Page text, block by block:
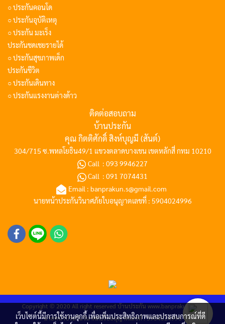
○ ประกันคอนโด
○ ประกันอุบัติเหตุ
○ ประกัน มะเร็ง
ประกันชดเชยรายได้
○ ประกันสุขภาพเด็ก
ประกันชีวิต
○ ประกันเดินทาง
○ ประกันแรงงานต่างด้าว
ติดต่อสอบถาม
บ้านประกัน
คุณ กิตติศักดิ์ สิงห์บุญมี (สันต์)
304/715 ซ.พหลโยธิน49/1 แขวงตลาดบางเขน เขตหลักสี่ กทม 10210
Call :093 9946227
Call : 091 7074431
Email : banprakun.s@gmail.com
นายหน้าประกันวินาศภัยใบอนุญาตเลขที่ : 5904024996
Copyright © 2020 All right reserved บ้านประกัน www.banprakun.com
นายหน้าประกันวินาศภัยใบอนุญาตเลขที่ : 5904024996
เว็บไซต์นี้มีการใช้งานคุกกี้ เพื่อเพิ่มประสิทธิภาพและประสบการณ์ที่ดี